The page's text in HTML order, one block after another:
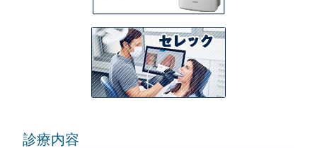
診療内容